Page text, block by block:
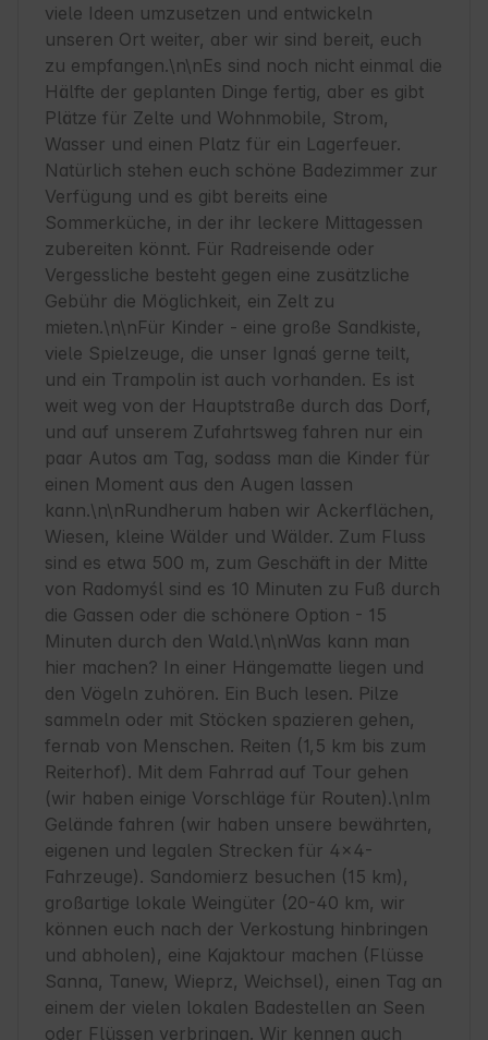
viele Ideen umzusetzen und entwickeln
unseren Ort weiter, aber wir sind bereit, euch
zu empfangen.\n\nEs sind noch nicht einmal die
Hälfte der geplanten Dinge fertig, aber es gibt
Plätze für Zelte und Wohnmobile, Strom,
Wasser und einen Platz für ein Lagerfeuer.
Natürlich stehen euch schöne Badezimmer zur
Verfügung und es gibt bereits eine
Sommerküche, in der ihr leckere Mittagessen
zubereiten könnt. Für Radreisende oder
Vergessliche besteht gegen eine zusätzliche
Gebühr die Möglichkeit, ein Zelt zu
mieten.\n\nFür Kinder - eine große Sandkiste,
viele Spielzeuge, die unser Ignaś gerne teilt,
und ein Trampolin ist auch vorhanden. Es ist
weit weg von der Hauptstraße durch das Dorf,
und auf unserem Zufahrtsweg fahren nur ein
paar Autos am Tag, sodass man die Kinder für
einen Moment aus den Augen lassen
kann.\n\nRundherum haben wir Ackerflächen,
Wiesen, kleine Wälder und Wälder. Zum Fluss
sind es etwa 500 m, zum Geschäft in der Mitte
von Radomyśl sind es 10 Minuten zu Fuß durch
die Gassen oder die schönere Option - 15
Minuten durch den Wald.\n\nWas kann man
hier machen? In einer Hängematte liegen und
den Vögeln zuhören. Ein Buch lesen. Pilze
sammeln oder mit Stöcken spazieren gehen,
fernab von Menschen. Reiten (1,5 km bis zum
Reiterhof). Mit dem Fahrrad auf Tour gehen
(wir haben einige Vorschläge für Routen).\nIm
Gelände fahren (wir haben unsere bewährten,
eigenen und legalen Strecken für 4x4-
Fahrzeuge). Sandomierz besuchen (15 km),
großartige lokale Weingüter (20-40 km, wir
können euch nach der Verkostung hinbringen
und abholen), eine Kajaktour machen (Flüsse
Sanna, Tanew, Wieprz, Weichsel), einen Tag an
einem der vielen lokalen Badestellen an Seen
oder Flüssen verbringen. Wir kennen auch